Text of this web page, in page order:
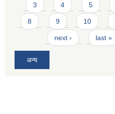
3 4 5
8 9 10
next › last »
अन्य